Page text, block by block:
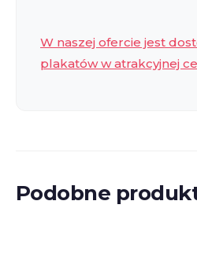
W naszej ofercie jest
plakatów w atrakcyjnej
Podobne